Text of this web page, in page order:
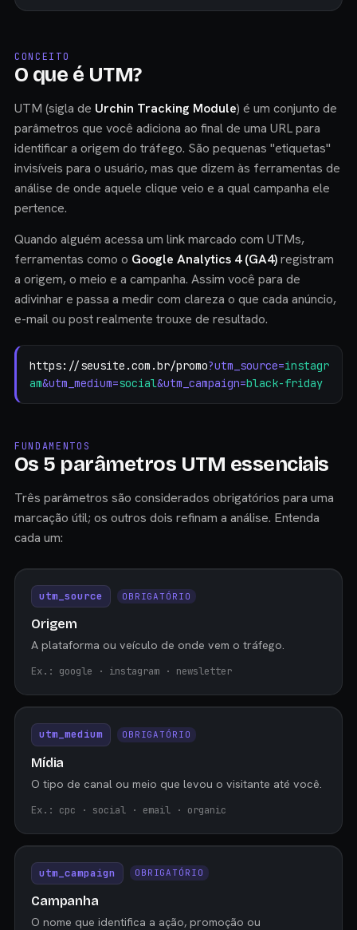
CONCEITO
O que é UTM?
UTM (sigla de Urchin Tracking Module) é um conjunto de
parâmetros que você adiciona ao final de uma URL para
identificar a origem do tráfego. São pequenas "etiquetas"
invisíveis para o usuário, mas que dizem às ferramentas de
análise de onde aquele clique veio e a qual campanha ele
pertence.
Quando alguém acessa um link marcado com UTMs,
ferramentas como o Google Analytics 4 (GA4)registram
a origem, o meio e a campanha. Assim você para de
adivinhar e passa a medir com clareza o que cada anúncio,
e-mail ou post realmente trouxe de resultado.
https://seusite.com.br/promo?utm_source=instagr
am&utm_medium=social&utm_campaign=black-friday
FUNDAMENTOS
Os 5 parâmetros UTM essenciais
Três parâmetros são considerados obrigatórios para uma
marcação útil; os outros dois refinam a análise. Entenda
cada um:
utm_source OBRIGATÓRIO
Origem
A plataforma ou veículo de onde vem o tráfego.
Ex.: google · instagram · newsletter
utm_medium OBRIGATÓRIO
Mídia
O tipo de canal ou meio que levou o visitante até você.
Ex.: cpc · social · email · organic
utm_campaign OBRIGATÓRIO
Campanha
O nome que identifica a ação, promoção ou